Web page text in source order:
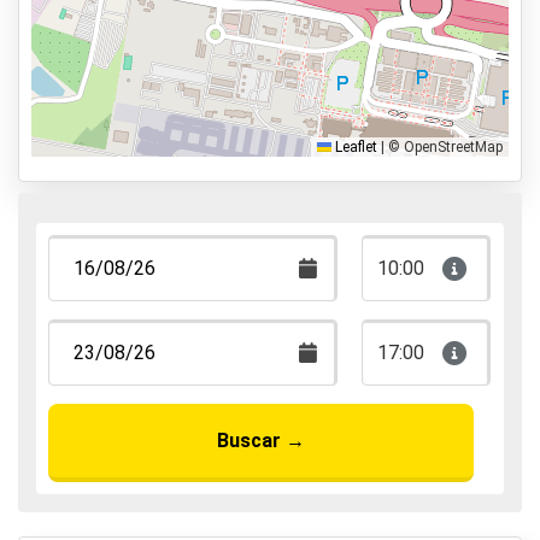
Servicio de aparcacoches
Aparca y anda
Aparca, duerme y vuela
Leaflet © OpenStreetMap
10:00
17:00
Buscar →